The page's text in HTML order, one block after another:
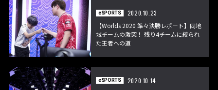
eSPORTS
2020.10.23
【Worlds 2020 準々決勝レポート】同地
域チームの激突！ 残り4チームに絞られ
た王者への道
eSPORTS
2020.10.14